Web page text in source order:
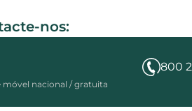
nos:
800
móvel nacional / gratuita